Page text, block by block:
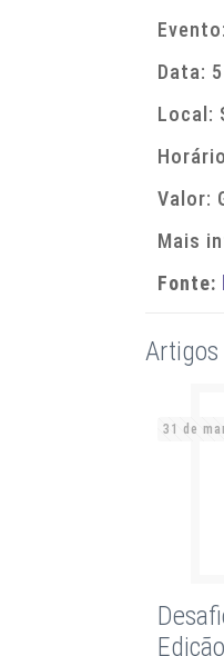
Data:
Local:
Valor:
Mais
Fonte:
Artigos
31 de